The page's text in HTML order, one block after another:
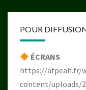
POUR
ÉCRANS
https://afpeah.fr/
content/uploads/